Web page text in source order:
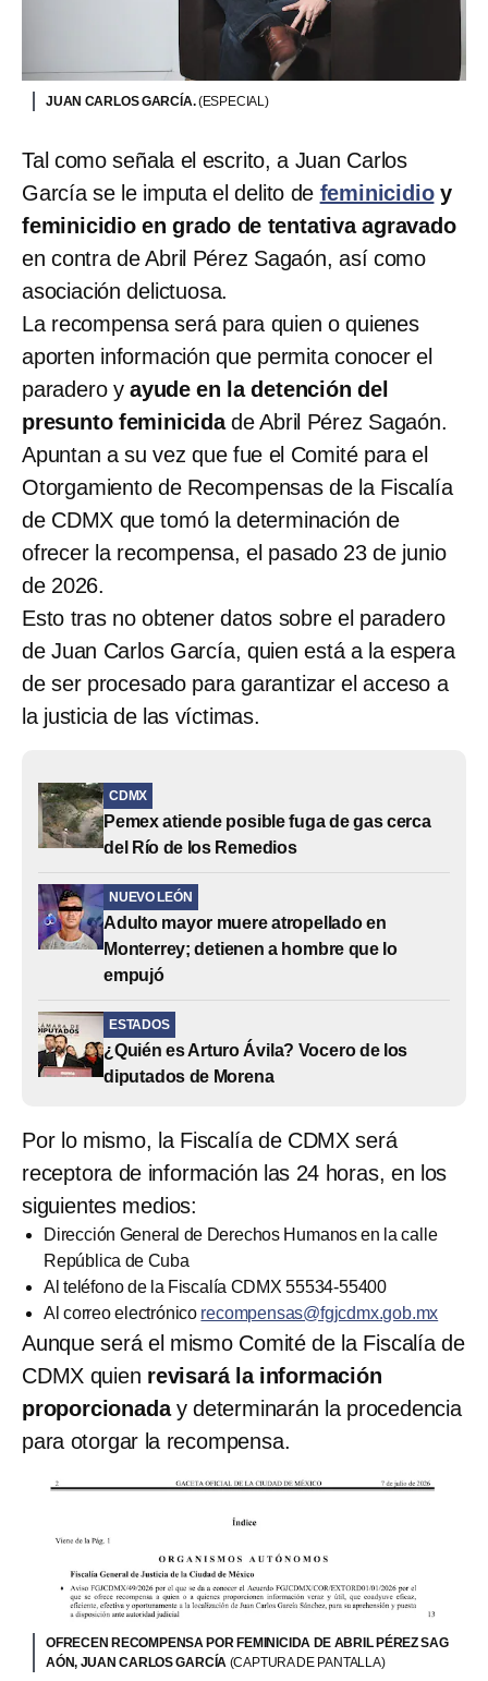
JUAN CARLOS GARCÍA.(ESPECIAL)
Tal como señala el escrito, a Juan Carlos
García se le imputa el delito de feminicidioy
feminicidio en grado de tentativa agravado
en contra de Abril Pérez Sagaón, así como
asociación delictuosa.
La recompensa será para quien o quienes
aporten información que permita conocer el
paradero yayude en la detención del
presunto feminicidade Abril Pérez Sagaón.
Apuntan a su vez que fue el Comité para el
Otorgamiento de Recompensas de la Fiscalía
de CDMX que tomó la determinación de
ofrecer la recompensa, el pasado 23 de junio
de 2026.
Esto tras no obtener datos sobre el paradero
de Juan Carlos García, quien está a la espera
de ser procesado para garantizar el acceso a
la justicia de las víctimas.
CDMX
Pemex atiende posible fuga de gas cerca
del Río de los Remedios
NUEVO LEÓN
Adulto mayor muere atropellado en
Monterrey; detienen a hombre que lo
empujó
ESTADOS
¿Quién es Arturo Ávila? Vocero de los
diputados de Morena
Por lo mismo, la Fiscalía de CDMX será
receptora de información las 24 horas, en los
siguientes medios:
Dirección General de Derechos Humanos en la calle
República de Cuba
Al teléfono de la Fiscalía CDMX 55534-55400
Al correo electrónico recompensas@fgjcdmx.gob.mx
Aunque será el mismo Comité de la Fiscalía de
CDMX quien revisará la información
proporcionaday determinarán la procedencia
para otorgar la recompensa.
OFRECEN RECOMPENSA POR FEMINICIDA DE ABRIL PÉREZ SAG
AÓN, JUAN CARLOS GARCÍA (CAPTURA DE PANTALLA)